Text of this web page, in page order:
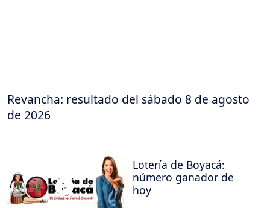
Revancha: resultado del sábado 8 de agosto
de 2026
Lotería de Boyacá:
número ganador de
hoy